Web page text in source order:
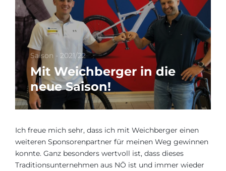
Saison - 2021/22
Mit Weichberger in die
neue Saison!
Ich freue mich sehr, dass ich mit Weichberger einen
weiteren Sponsorenpartner für meinen Weg gewinnen
konnte. Ganz besonders wertvoll ist, dass dieses
Traditionsunternehmen aus NÖ ist und immer wieder